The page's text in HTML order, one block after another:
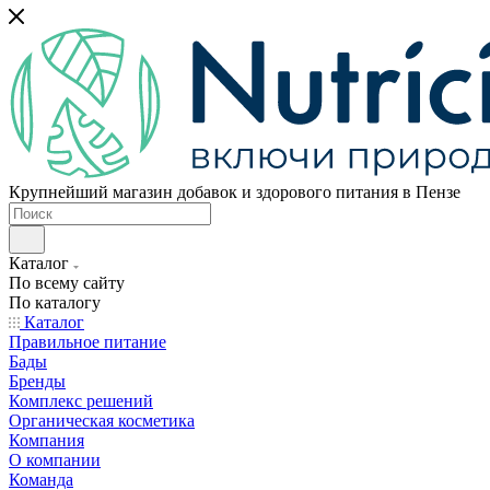
Крупнейший магазин добавок и здорового питания в Пензе
Каталог
По всему сайту
По каталогу
Каталог
Правильное питание
Бады
Бренды
Комплекс решений
Органическая косметика
Компания
О компании
Команда